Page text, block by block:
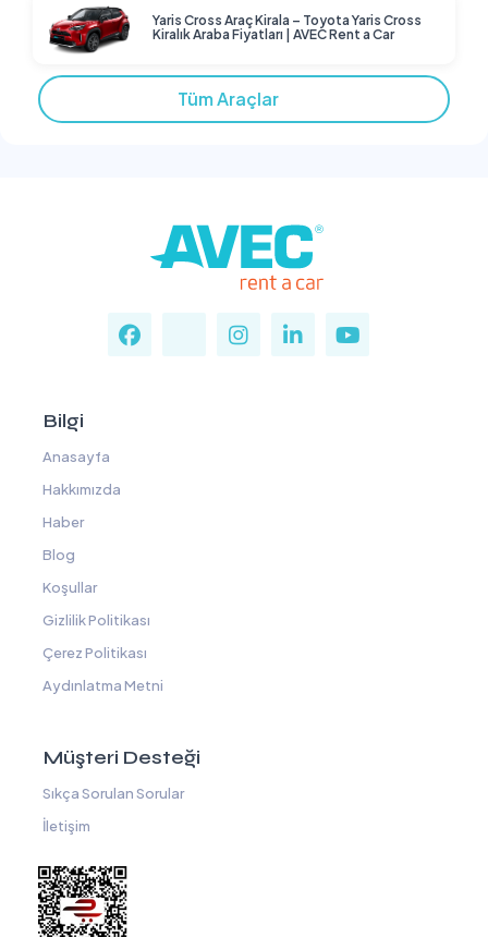
Yaris Cross Araç Kirala – Toyota Yaris Cross
Kiralık Araba Fiyatları | AVEC Rent a Car
Tüm Araçlar
Bilgi
Anasayfa
Hakkımızda
Haber
Blog
Koşullar
Gizlilik Politikası
Çerez Politikası
Aydınlatma Metni
Müşteri Desteği
Sıkça Sorulan Sorular
İletişim